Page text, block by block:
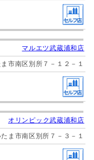
マルエツ武蔵浦和店
市南区別所７－１２－１
オリンピック武蔵浦和店
ま市南区別所７－３－１